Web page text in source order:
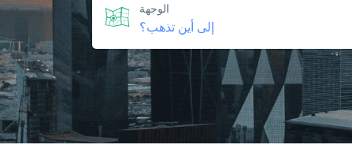
الوجهة